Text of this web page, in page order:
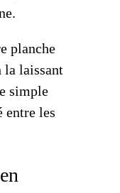
planche
la laissant
simple
entre les